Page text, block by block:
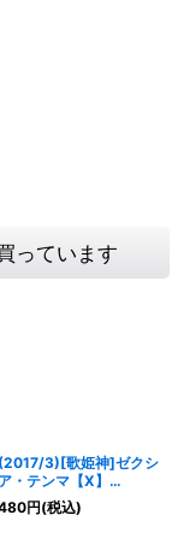
っています
(2017/3)[歌姫神]ゼクシ
ア・テンマ【X】
{BSC28-X03}《黄》
円(税込)